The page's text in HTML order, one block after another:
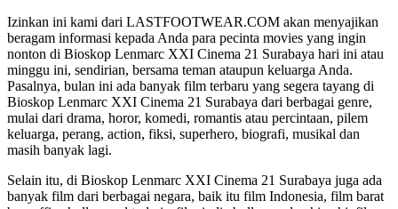
Izinkan ini kami dari LASTFOOTWEAR.COM akan menyajikan
beragam informasi kepada Anda para pecinta movies yang ingin
nonton di Bioskop Lenmarc XXI Cinema 21 Surabaya hari ini atau
minggu ini, sendirian, bersama teman ataupun keluarga Anda.
Pasalnya, bulan ini ada banyak film terbaru yang segera tayang di
Bioskop Lenmarc XXI Cinema 21 Surabaya dari berbagai genre,
mulai dari drama, horor, komedi, romantis atau percintaan, pilem
keluarga, perang, action, fiksi, superhero, biografi, musikal dan
masih banyak lagi.
Selain itu, di Bioskop Lenmarc XXI Cinema 21 Surabaya juga ada
banyak film dari berbagai negara, baik itu film Indonesia, film barat